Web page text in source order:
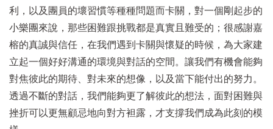
利，以及團員的壞習慣等種種問題而卡關，對一個剛起步的
小樂團來說，那些困難跟挑戰都是真實且難受的；很感謝嘉
榕的真誠與信任，在我們遇到卡關與懷疑的時候，為大家建
立起一個好好溝通的環境與對話的空間。讓我們有機會能夠
對焦彼此的期待、對未來的想像，以及當下能付出的努力。
透過不斷的對話，我們能夠更了解彼此的想法，面對困難與
挫折可以更無顧忌地向對方袒露，才支撐我們成為此刻的模